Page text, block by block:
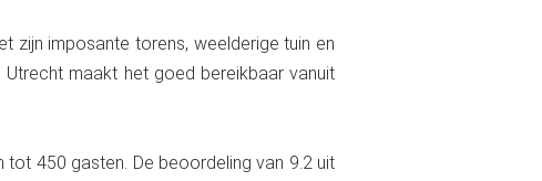
zijn imposante torens, weelderige tuin en
maakt het goed bereikbaar vanuit
450 gasten. De beoordeling van 9.2 uit